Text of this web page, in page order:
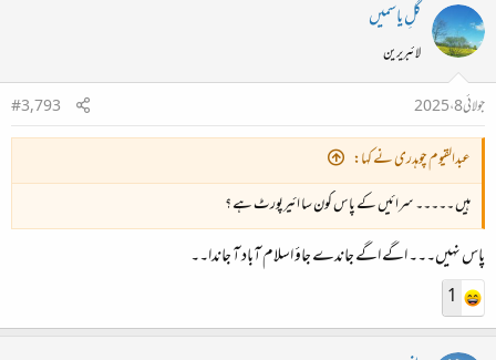
گُلِ یاسمیں
لائبریرین
جولائی 8، 2025
#3,793
عبدالقیوم چوہدری نے کہا:
ہیں ۔۔۔۔۔ سرائیں کے پاس کون سا ائیرپورٹ ہے ؟
پاس نہیں۔۔۔ اگے اگے جاندے جاؤ اسلام آباد آ جاندا۔۔
1